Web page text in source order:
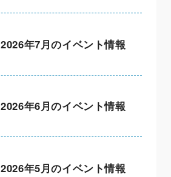
2026年7月のイベント情報
2026年6月のイベント情報
2026年5月のイベント情報